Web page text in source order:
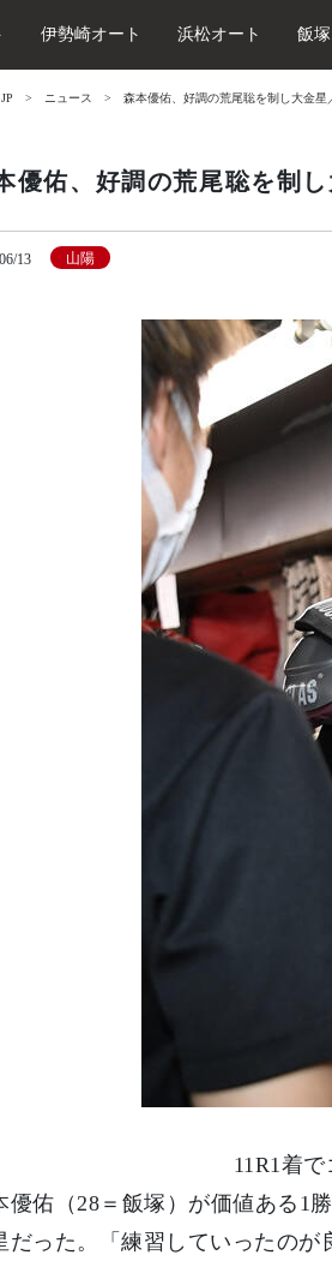
伊勢崎オート 浜松オート 飯
ニュース 森本優佑、好調の荒尾聡を制し大金星
優佑、好調の荒尾聡を制
13 山陽
11R1着
優佑（28＝飯塚）が価値ある1
だった。「練習していったの